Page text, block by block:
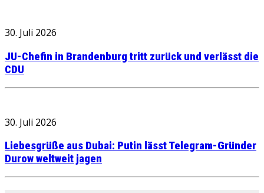
30. Juli 2026
JU-Chefin in Brandenburg tritt zurück und verlässt die
CDU
30. Juli 2026
Liebesgrüße aus Dubai: Putin lässt Telegram-Gründer
Durow weltweit jagen